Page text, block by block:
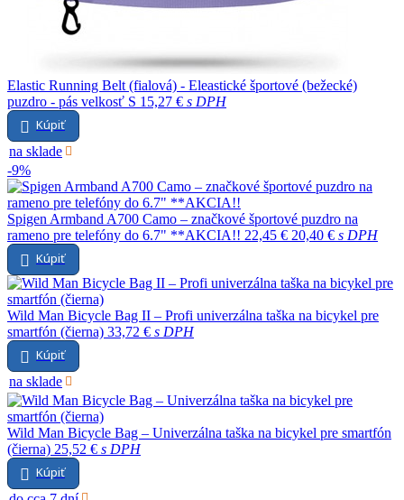
Elastic Running Belt (fialová) - Eleastické športové (bežecké)
puzdro - pás velkosť S 15,27 € s DPH
Kúpiť
na sklade
-9%
Spigen Armband A700 Camo – značkové športové puzdro na
rameno pre telefóny do 6.7" **AKCIA!! 22,45 € 20,40 € s DPH
Kúpiť
Wild Man Bicycle Bag II – Profi univerzálna taška na bicykel pre
smartfón (čierna) 33,72 € s DPH
Kúpiť
na sklade
Wild Man Bicycle Bag – Univerzálna taška na bicykel pre smartfón
(čierna) 25,52 € s DPH
Kúpiť